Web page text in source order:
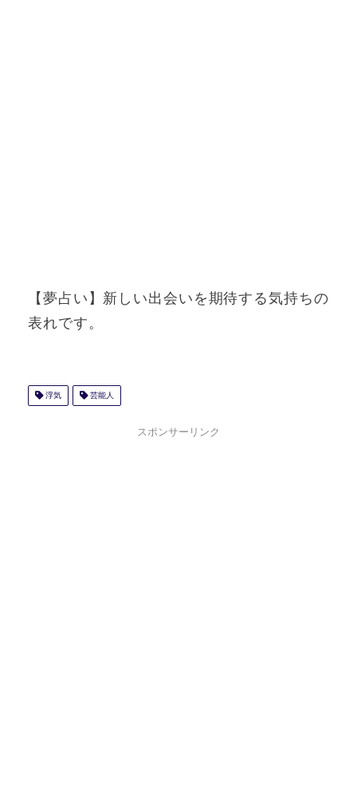
【夢占い】新しい出会いを期待する気持ちの
表れです。
浮気 芸能人
スポンサーリンク